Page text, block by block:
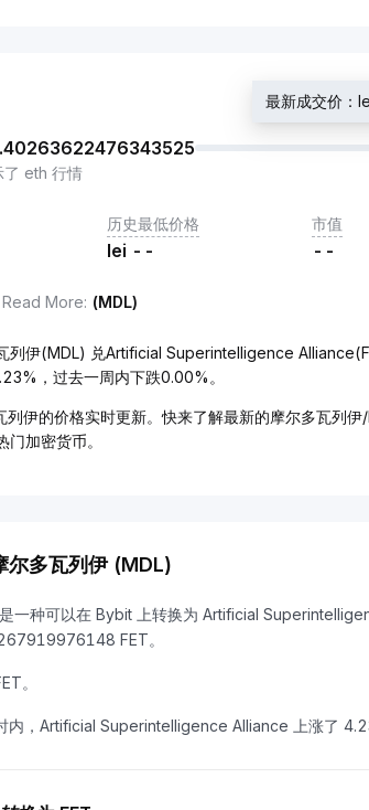
最新成交价
eth 行情
历史最低价格
lei --
市值
--
More: (MDL)
列伊(MDL) 兑Artificial Superintelligence
，过去一周内下跌0.00%。
列伊的价格实时更新。快来了解最新的摩尔多瓦列
门加密货币。
尔多瓦列伊 (MDL)
一种可以在 Bybit 上转换为 Artificial
FET。
。
内，Artificial Superintelligence Alliance 上涨了